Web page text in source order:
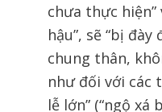
chưa thực
hậu”, sẽ “bị
chung thân,
như đối với các
lễ lớn” (“ngộ xá